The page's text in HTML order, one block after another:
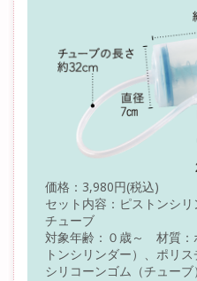
価格：3,980円(税込)
セット内容：ピストンシリ
チューブ
対象年齢：０歳～ 材質：
トンシリンダー）、ポリ
シリコーンゴム（チューブ）